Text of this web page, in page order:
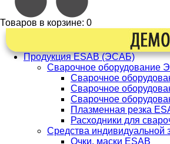
Товаров в корзине: 0
Продукция ESAB (ЭСАБ)
Сварочное оборудование
Сварочное
Сварочное
Сварочное
Плазменная резка
Расходники для
Средства индивидуальной
Очки, маски ESAB